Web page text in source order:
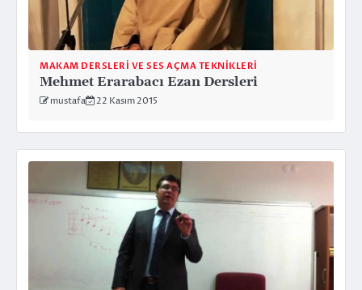
MAKAM DERSLERI VE SES AÇMA TEKNIKLERI
Mehmet Erarabacı Ezan Dersleri
mustafa 22 Kasım 2015